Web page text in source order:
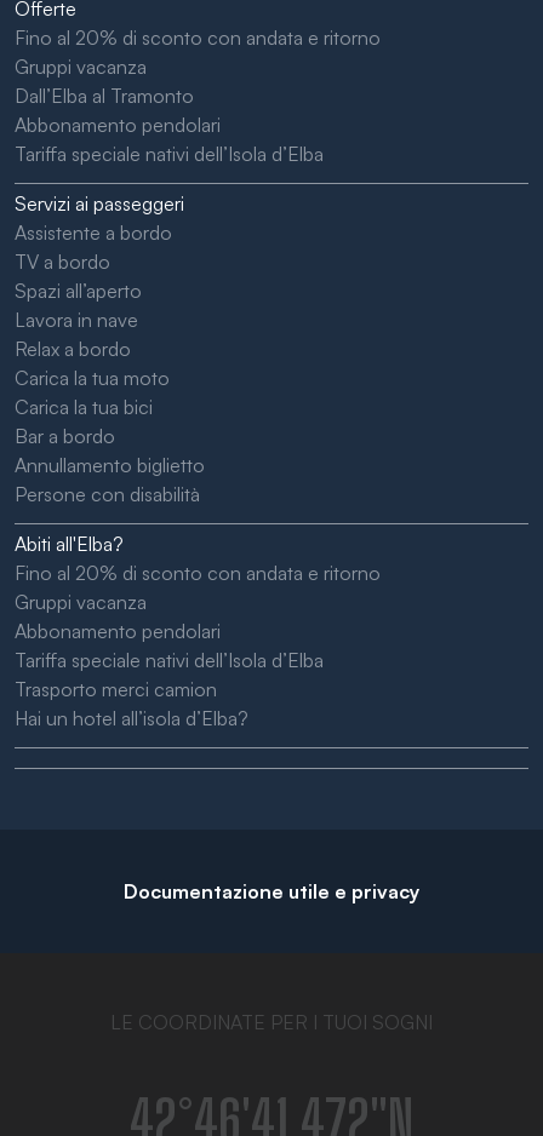
Offerte
Fino al 20% di sconto con andata e ritorno
Gruppi vacanza
Dall’Elba al Tramonto
Abbonamento pendolari
Tariffa speciale nativi dell’Isola d’Elba
Servizi ai passeggeri
Assistente a bordo
TV a bordo
Spazi all’aperto
Lavora in nave
Relax a bordo
Carica la tua moto
Carica la tua bici
Bar a bordo
Annullamento biglietto
Persone con disabilità
Abiti all'Elba?
Fino al 20% di sconto con andata e ritorno
Gruppi vacanza
Abbonamento pendolari
Tariffa speciale nativi dell’Isola d’Elba
Trasporto merci camion
Hai un hotel all’isola d’Elba?
Documentazione utile e privacy
LE COORDINATE PER I TUOI SOGNI
42°46′41.472″N